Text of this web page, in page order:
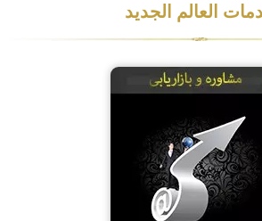
العالم الجدید